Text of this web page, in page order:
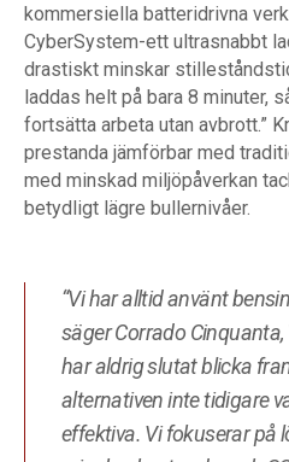
kommersiella batteridrivna
CyberSystem-ett ultrasnabbt
drastiskt minskar
laddas helt på bara 8 minuter,
fortsätta arbeta utan avbrott.”
prestanda jämförbar med
med minskad miljöpåverkan
betydligt lägre bullernivåer.
“Vi har alltid använt
säger Corrado Cinquanta,
har aldrig slutat blicka
alternativen inte tidigare
effektiva. Vi fokuserar på